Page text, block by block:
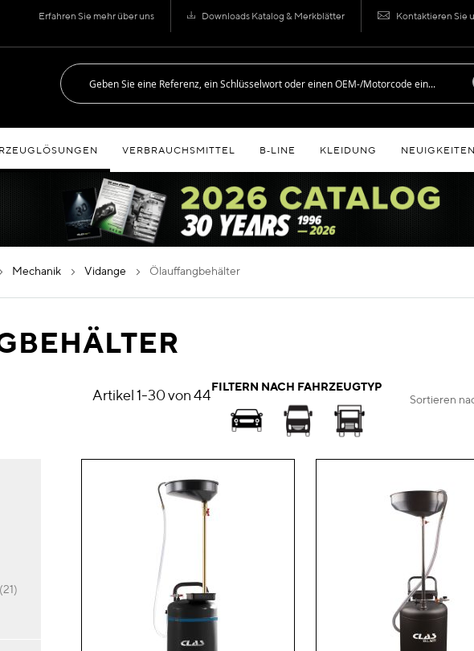
Erfahren Sie mehr über uns Downloads Katalog & Merkblätter Kontaktieren Sie
VERBRAUCHSMITTEL B‑LINE KLEIDUNG NEUIGKEITEN
mechanik vidange ölauffangbehälter
Artikel1-30von44FILTERN NACH FAHRZEUGTYP
Sortieren
21Artikel